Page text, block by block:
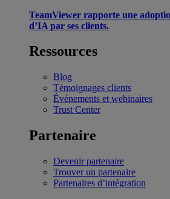
TeamViewer rapporte une
d’IA par ses clients.
Ressources
Blog
Témoignages clients
Événements et webinaires
Trust Center
Partenaire
Devenir partenaire
Trouver un partenaire
Partenaires d’intégration